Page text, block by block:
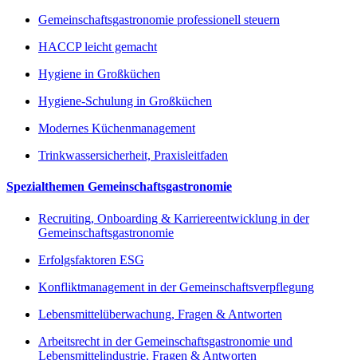
Gemeinschaftsgastronomie professionell steuern
HACCP leicht gemacht
Hygiene in Großküchen
Hygiene-Schulung in Großküchen
Modernes Küchenmanagement
Trinkwassersicherheit, Praxisleitfaden
Spezialthemen Gemeinschaftsgastronomie
Recruiting, Onboarding & Karriereentwicklung in der
Gemeinschaftsgastronomie
Erfolgsfaktoren ESG
Konfliktmanagement in der Gemeinschaftsverpflegung
Lebensmittelüberwachung, Fragen & Antworten
Arbeitsrecht in der Gemeinschaftsgastronomie und
Lebensmittelindustrie, Fragen & Antworten